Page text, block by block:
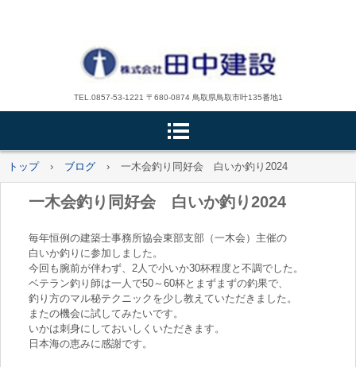
TEL.0857-53-1221 〒680-0874 鳥取県鳥取市叶135番地1
トップ › ブログ › 一木会釣り同好会 白いか釣り2024
一木会釣り同好会 白いか釣り2024
毎年恒例の建築士事務所協会東部支部（一木会）主催の
白いか釣りに参加しました。
今回も腕前が伴わず、2人で小いか30杯程度と不調でした。
ベテラン釣り師は一人で50～60杯とまずまずの釣果で、
釣り方のマル秘テクニックを少し教えていただきました。
またの機会に試してみたいです。
いかは刺身にしておいしくいただきます。
日本海の恵みに感謝です。